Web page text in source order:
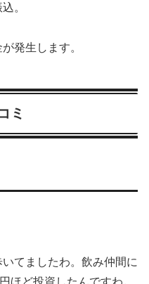
。
発生します。
ミ
てましたわ。飲み仲間に
ほど投資したんですわ。